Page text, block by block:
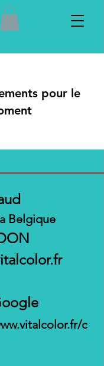
pour le
Belgique
c